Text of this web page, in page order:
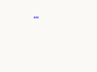
…